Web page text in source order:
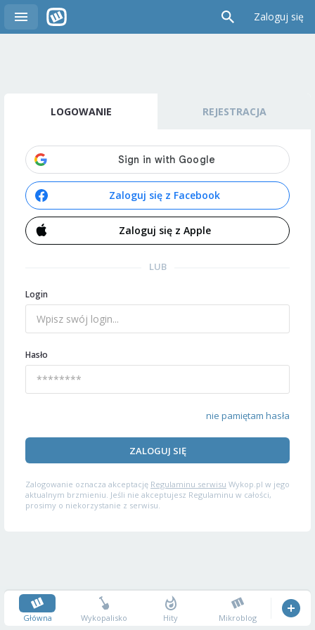
Zaloguj się
LOGOWANIE REJESTRACJA
Zaloguj się z Facebook
Zaloguj się z Apple
LUB
Login
Hasło
nie pamiętam hasła
ZALOGUJ SIĘ
Zalogowanie oznacza akceptację Regulaminu serwisu Wykop.pl w jego
aktualnym brzmieniu. Jeśli nie akceptujesz Regulaminu w całości,
prosimy o niekorzystanie z serwisu.
Główna Wykopalisko Hity Mikroblog